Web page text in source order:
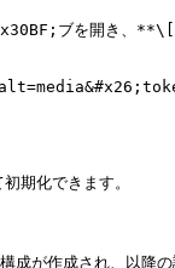
ブを開き、
期化できます。
が作成され、以降